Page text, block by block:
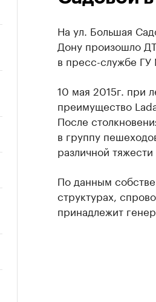
На ул. Большая
Дону произошло
в пресс-службе ГУ
10 мая 2015г. при
преимущество
После
в группу
различной
По данным
структурах,
принадлежит